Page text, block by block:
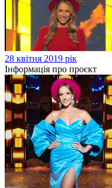
28 квітня 2019 рік
Інформація про проєкт